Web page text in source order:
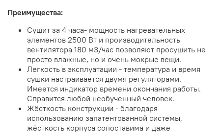
Преимущества:
Сушит за 4 часа- мощность нагревательных
элементов 2500 Вт и производительность
вентилятора 180 м3/час позволяют просушить не
просто влажные, но и очень мокрые вещи.
Легкость в эксплуатации - температура и время
сушки настраивается двумя регуляторами.
Имеется индикатор времени окончания работы.
Справится любой необученный человек.
Жёсткость конструкции - благодаря
использованию запатентованной системы,
жёсткость корпуса сопоставима и даже